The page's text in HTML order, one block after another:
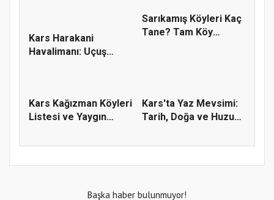
Kars Harakani
Havalimanı: Uçuş
Sarıkamış Köyleri Kaç
Tane? Tam Köy
Kars Kağızman Köyleri
Listesi ve Yaygın
Kars'ta Yaz Mevsimi:
Tarih, Doğa ve Huzur
Başka haber bulunmuyor!